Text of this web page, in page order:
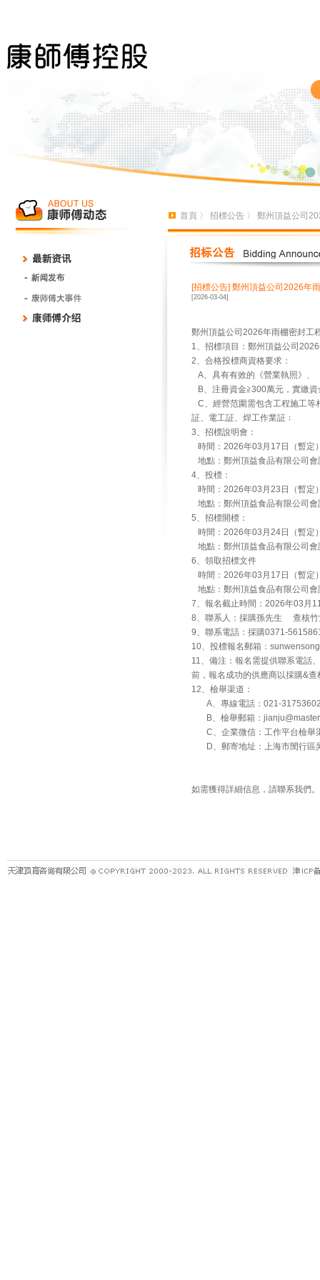
首頁 〉 招標公告 〉 鄭州頂益公司
[招標公告] 鄭州頂益公司2026年
[2026-03-04]
鄭州頂益公司2026年雨棚密封工
1、招標項目：鄭州頂益公司
2、合格投標商資格要求：
A、具有有效的《營業執照》、
B、注冊資金≧300萬元，實繳
C、經營范圍需包含工程施工等
証、電工証、焊工作業証﹔
3、招標說明會：
時間：2026年03月17日（暫定
地點：鄭州頂益食品有限公司會
4、投標：
時間：2026年03月23日（暫定
地點：鄭州頂益食品有限公司會
5、招標開標：
時間：2026年03月24日（暫定
地點：鄭州頂益食品有限公司會
6、領取招標文件
時間：2026年03月17日（暫定
地點：鄭州頂益食品有限公司會
7、報名截止時間：2026年03月
8、聯系人：採購孫先生 查核竹
9、聯系電話：採購0371-
10、投標報名郵箱：
11、備注：報名需提供聯系電話
前，報名成功的供應商以採購&
12、檢舉渠道：
A、專線電話：021-
B、檢舉郵箱：
C、企業微信：工作平台檢舉
D、郵寄地址：上海市閔行區
如需獲得詳細信息，請聯系我們。